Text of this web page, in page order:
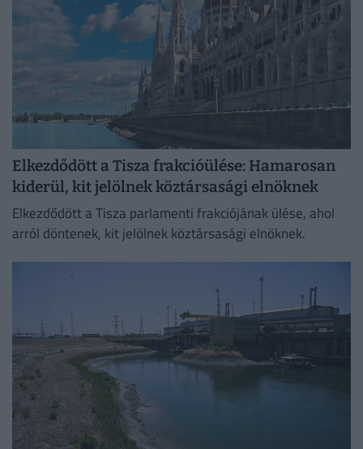
Elkezdődött a Tisza frakcióülése: Hamarosan
kiderül, kit jelölnek köztársasági elnöknek
Elkezdődött a Tisza parlamenti frakciójának ülése, ahol
arról döntenek, kit jelölnek köztársasági elnöknek.